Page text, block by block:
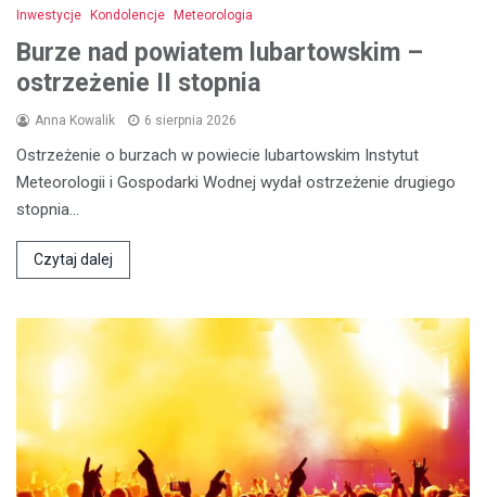
Inwestycje Kondolencje Meteorologia
Burze nad powiatem lubartowskim –
ostrzeżenie II stopnia
Anna Kowalik 6 sierpnia 2026
Ostrzeżenie o burzach w powiecie lubartowskim Instytut
Meteorologii i Gospodarki Wodnej wydał ostrzeżenie drugiego
stopnia…
Czytaj dalej